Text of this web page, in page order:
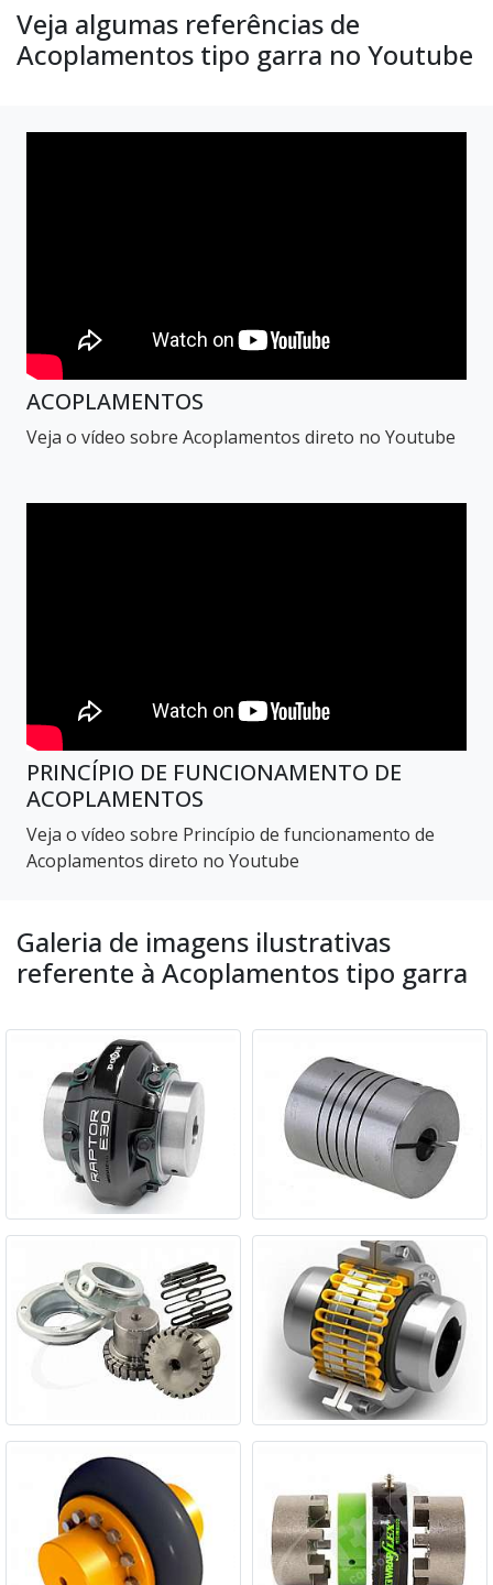
Veja algumas referências de
Acoplamentos tipo garra no Youtube
ACOPLAMENTOS
Veja o vídeo sobre Acoplamentos direto no Youtube
PRINCÍPIO DE FUNCIONAMENTO DE
ACOPLAMENTOS
Veja o vídeo sobre Princípio de funcionamento de
Acoplamentos direto no Youtube
Galeria de imagens ilustrativas
referente à Acoplamentos tipo garra